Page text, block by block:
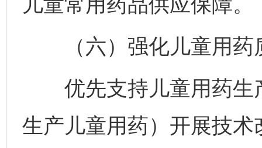
（六）强化儿童用药
优先支持儿童用药生
生产儿童用药）开展技